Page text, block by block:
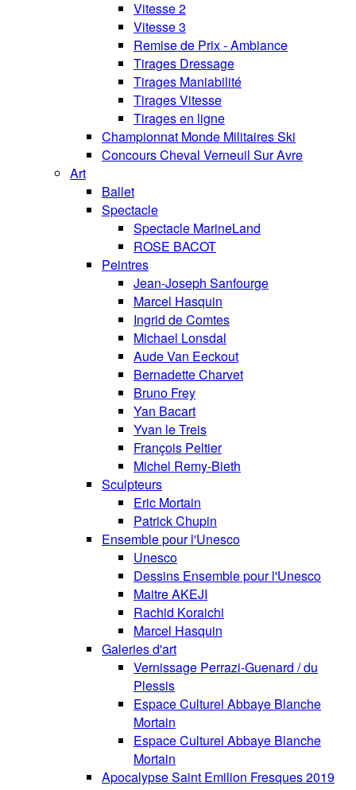
Vitesse 2
Vitesse 3
Remise de Prix - Ambiance
Tirages Dressage
Tirages Maniabilité
Tirages Vitesse
Tirages en ligne
Championnat Monde Militaires Ski
Concours Cheval Verneuil Sur Avre
Art
Ballet
Spectacle
Spectacle MarineLand
ROSE BACOT
Peintres
Jean-Joseph Sanfourge
Marcel Hasquin
Ingrid de Comtes
Michael Lonsdal
Aude Van Eeckout
Bernadette Charvet
Bruno Frey
Yan Bacart
Yvan le Treis
François Peltier
Michel Remy-Bieth
Sculpteurs
Eric Mortain
Patrick Chupin
Ensemble pour l'Unesco
Unesco
Dessins Ensemble pour l'Unesco
Maitre AKEJI
Rachid Koraichi
Marcel Hasquin
Galeries d'art
Vernissage Perrazi-Guenard / du
Plessis
Espace Culturel Abbaye Blanche
Mortain
Espace Culturel Abbaye Blanche
Mortain
Apocalypse Saint Emilion Fresques 2019